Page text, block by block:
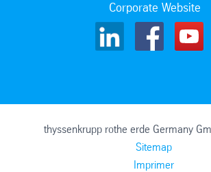
Corporate Website
thyssenkrupp rothe erde Germany
Sitemap
Imprimer